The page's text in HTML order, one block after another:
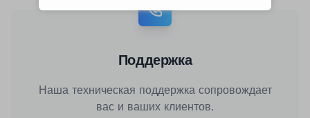
Поддержка
Наша техническая поддержка сопровождает
вас и ваших клиентов.